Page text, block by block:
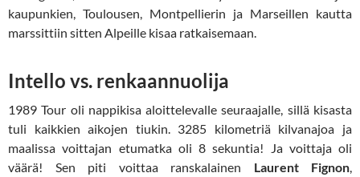
kaupunkien, Toulousen, Montpellierin ja Marseillen kautta
marssittiin sitten Alpeille kisaa ratkaisemaan.
Intello vs. renkaannuolija
1989 Tour oli nappikisa aloittelevalle seuraajalle, sillä kisasta
tuli kaikkien aikojen tiukin. 3285 kilometriä kilvanajoa ja
maalissa voittajan etumatka oli 8 sekuntia! Ja voittaja oli
väärä! Sen piti voittaa ranskalainen Laurent Fignon,